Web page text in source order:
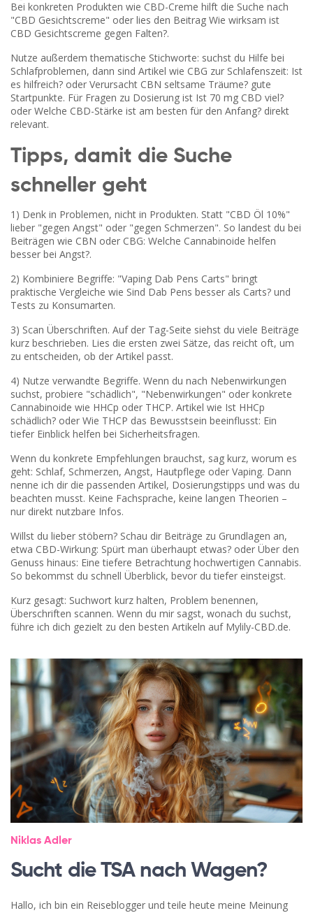
Bei konkreten Produkten wie CBD-Creme hilft die Suche nach
"CBD Gesichtscreme" oder lies den Beitrag Wie wirksam ist
CBD Gesichtscreme gegen Falten?.
Nutze außerdem thematische Stichworte: suchst du Hilfe bei
Schlafproblemen, dann sind Artikel wie CBG zur Schlafenszeit: Ist
es hilfreich? oder Verursacht CBN seltsame Träume? gute
Startpunkte. Für Fragen zu Dosierung ist Ist 70 mg CBD viel?
oder Welche CBD-Stärke ist am besten für den Anfang? direkt
relevant.
Tipps, damit die Suche
schneller geht
1) Denk in Problemen, nicht in Produkten. Statt "CBD Öl 10%"
lieber "gegen Angst" oder "gegen Schmerzen". So landest du bei
Beiträgen wie CBN oder CBG: Welche Cannabinoide helfen
besser bei Angst?.
2) Kombiniere Begriffe: "Vaping Dab Pens Carts" bringt
praktische Vergleiche wie Sind Dab Pens besser als Carts? und
Tests zu Konsumarten.
3) Scan Überschriften. Auf der Tag-Seite siehst du viele Beiträge
kurz beschrieben. Lies die ersten zwei Sätze, das reicht oft, um
zu entscheiden, ob der Artikel passt.
4) Nutze verwandte Begriffe. Wenn du nach Nebenwirkungen
suchst, probiere "schädlich", "Nebenwirkungen" oder konkrete
Cannabinoide wie HHCp oder THCP. Artikel wie Ist HHCp
schädlich? oder Wie THCP das Bewusstsein beeinflusst: Ein
tiefer Einblick helfen bei Sicherheitsfragen.
Wenn du konkrete Empfehlungen brauchst, sag kurz, worum es
geht: Schlaf, Schmerzen, Angst, Hautpflege oder Vaping. Dann
nenne ich dir die passenden Artikel, Dosierungstipps und was du
beachten musst. Keine Fachsprache, keine langen Theorien –
nur direkt nutzbare Infos.
Willst du lieber stöbern? Schau dir Beiträge zu Grundlagen an,
etwa CBD-Wirkung: Spürt man überhaupt etwas? oder Über den
Genuss hinaus: Eine tiefere Betrachtung hochwertigen Cannabis.
So bekommst du schnell Überblick, bevor du tiefer einsteigst.
Kurz gesagt: Suchwort kurz halten, Problem benennen,
Überschriften scannen. Wenn du mir sagst, wonach du suchst,
führe ich dich gezielt zu den besten Artikeln auf Mylily-CBD.de.
Niklas Adler
Sucht die TSA nach Wagen?
Hallo, ich bin ein Reiseblogger und teile heute meine Meinung